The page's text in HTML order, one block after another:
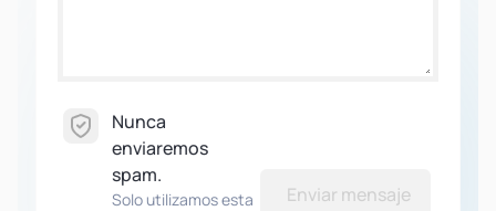
Nunca
enviaremos
spam.
Solo utilizamos esta
Enviar mensaje